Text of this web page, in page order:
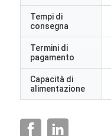
Tempi di
consegna
Termini di
pagamento
Capacità di
alimentazione